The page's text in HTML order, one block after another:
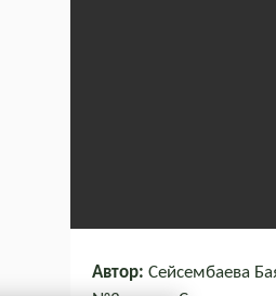
Автор: Сейсембаева